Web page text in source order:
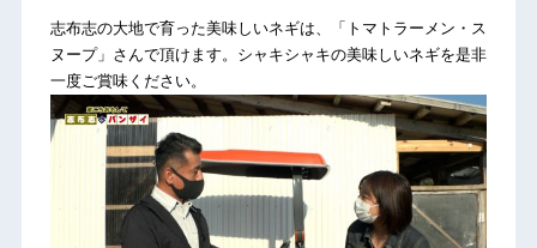
志布志の大地で育った美味しいネギは、「トマトラーメン・ス
ヌープ」さんで頂けます。シャキシャキの美味しいネギを是非
一度ご賞味ください。